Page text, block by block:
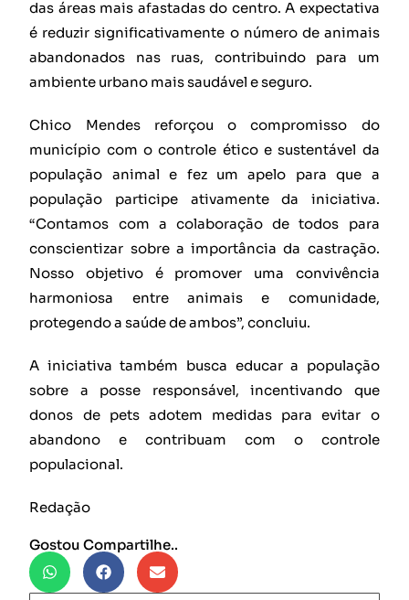
das áreas mais afastadas do centro. A expectativa
é reduzir significativamente o número de animais
abandonados nas ruas, contribuindo para um
ambiente urbano mais saudável e seguro.
Chico Mendes reforçou o compromisso do
município com o controle ético e sustentável da
população animal e fez um apelo para que a
população participe ativamente da iniciativa.
“Contamos com a colaboração de todos para
conscientizar sobre a importância da castração.
Nosso objetivo é promover uma convivência
harmoniosa entre animais e comunidade,
protegendo a saúde de ambos”, concluiu.
A iniciativa também busca educar a população
sobre a posse responsável, incentivando que
donos de pets adotem medidas para evitar o
abandono e contribuam com o controle
populacional.
Redação
Gostou Compartilhe..